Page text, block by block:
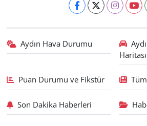
Aydın Hava Durumu
Haritası
Puan Durumu ve Fikstür
Son Dakika Haberleri